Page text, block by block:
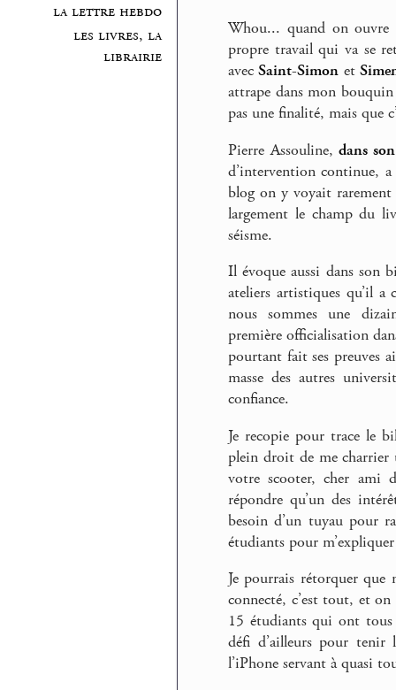
la lettre hebdo
les livres, la
librairie
Whou... quand on
propre travail qui va se
avecSaint-Simon et
attrape dans mon
pas une finalité, mais que
Pierre Assouline,dans
d’intervention continue,
blog on y voyait rarement
largement le champ du
séisme.
Il évoque aussi dans son
ateliers artistiques qu’il
nous sommes une
première officialisation
pourtant fait ses preuves
masse des autres
confiance.
Je recopie pour trace le
plein droit de me
votre scooter, cher ami
répondre qu’un des
besoin d’un tuyau pour
étudiants pour m’expliquer
Je pourrais rétorquer que
connecté, c’est tout, et
15 étudiants qui ont tous
défi d’ailleurs pour
l’iPhone servant à quasi